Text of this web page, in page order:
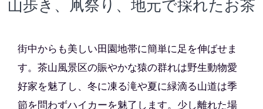
山歩き、凧祭り、地元で採れたお茶
街中からも美しい田園地帯に簡単に足を伸ばせま
す。茶山風景区の賑やかな猿の群れは野生動物愛
好家を魅了し、冬に凍る滝や夏に緑滴る山道は季
節を問わずハイカーを魅了します。少し離れた場